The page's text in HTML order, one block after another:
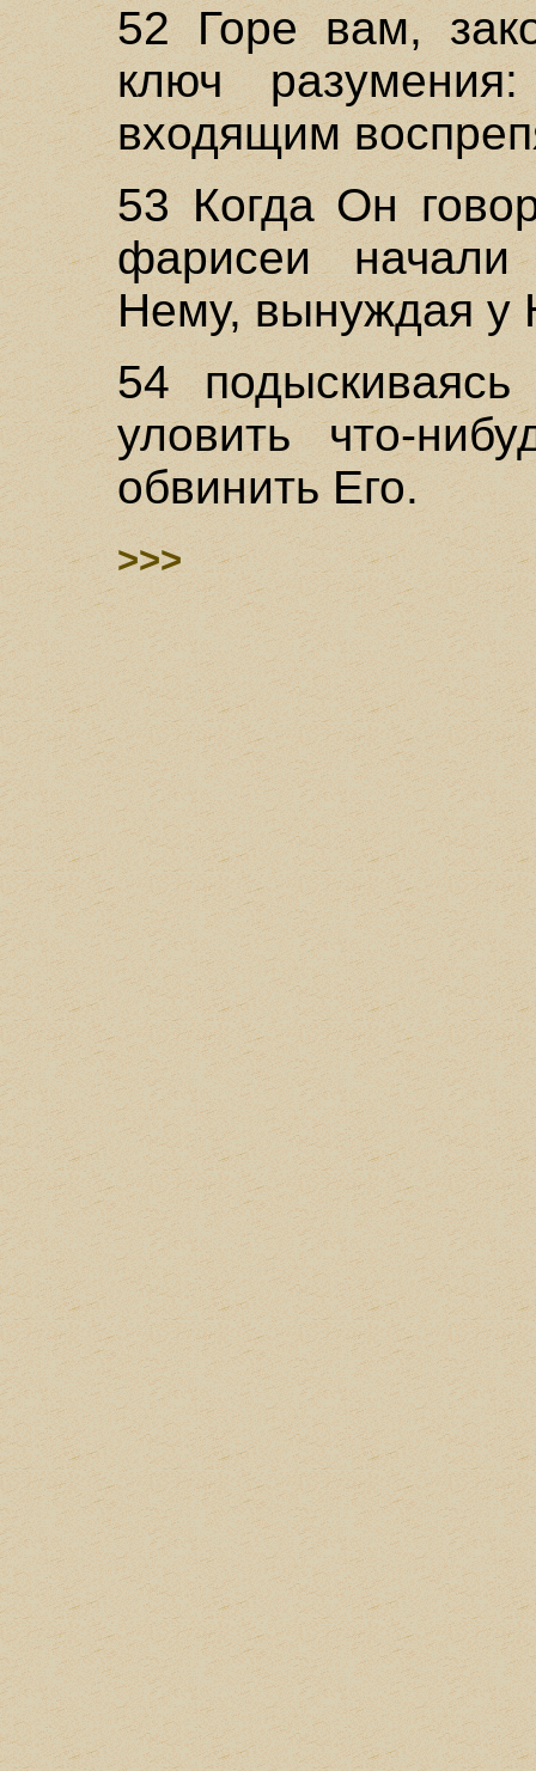
52 Горе вам,
ключ
входящим
53 Когда Он
фарисеи начали
Нему, вынуждая у
54
уловить что-
обвинить Его.
>>>